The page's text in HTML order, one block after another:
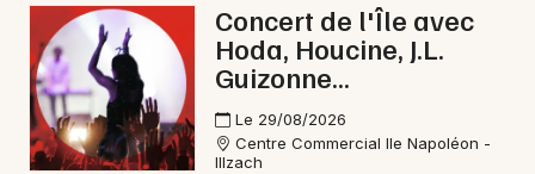
Artistes en tournée
Actus à Mulhouse
Magazine à Mulhouse
Concert de l'Île avec
Hoda, Houcine, J.L.
Guizonne...
Le 29/08/2026
Centre Commercial Ile Napoléon -
Illzach